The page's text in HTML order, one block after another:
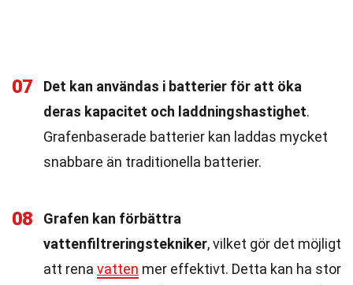
07
Det kan användas i batterier för att öka
deras kapacitet och laddningshastighet.
Grafenbaserade batterier kan laddas mycket
snabbare än traditionella batterier.
08
Grafen kan förbättra
vattenfiltreringstekniker, vilket gör det möjligt
att rena vatten mer effektivt. Detta kan ha stor